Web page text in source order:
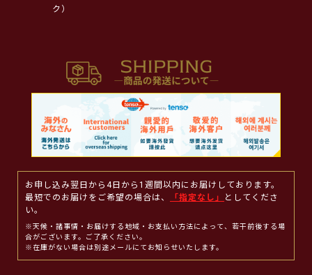
ク）
お申し込み翌日から4日から1週間以内にお届けしております。
最短でのお届けをご希望の場合は、
「指定なし」
としてくださ
い。
※天候・諸事情・お届けする地域・お支払い方法によって、若干前後する場
合がございます。ご了承ください。
※在庫がない場合は別途メールにてお知らせいたします。